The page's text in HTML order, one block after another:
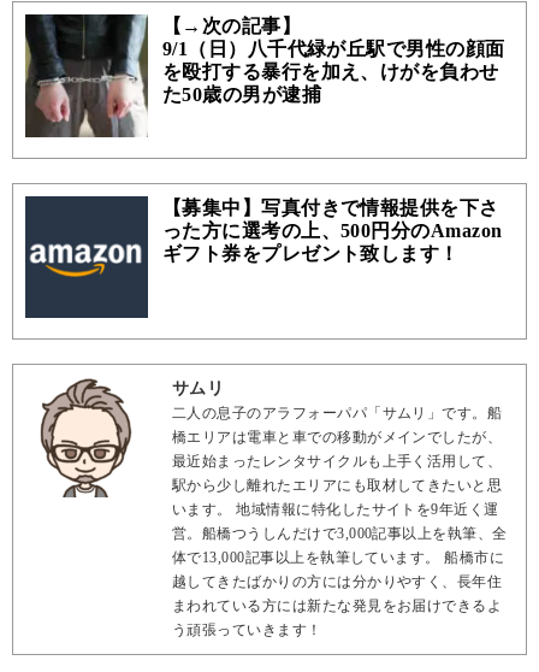
【→次の記事】
9/1（日）八千代緑が丘駅で男性の顔面
を殴打する暴行を加え、けがを負わせ
た50歳の男が逮捕
【募集中】写真付きで情報提供を下さ
った方に選考の上、500円分のAmazon
ギフト券をプレゼント致します！
サムリ
二人の息子のアラフォーパパ「サムリ」です。船
橋エリアは電車と車での移動がメインでしたが、
最近始まったレンタサイクルも上手く活用して、
駅から少し離れたエリアにも取材してきたいと思
います。 地域情報に特化したサイトを9年近く運
営。船橋つうしんだけで3,000記事以上を執筆、全
体で13,000記事以上を執筆しています。 船橋市に
越してきたばかりの方には分かりやすく、長年住
まわれている方には新たな発見をお届けできるよ
う頑張っていきます！